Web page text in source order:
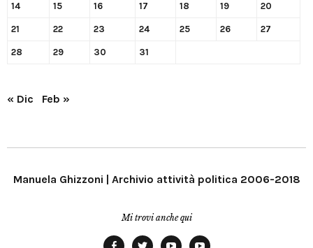
14 15 16 17 18 19 20
21 22 23 24 25 26 27
28 29 30 31
« Dic Feb »
Manuela Ghizzoni | Archivio attività politica 2006-2018
Mi trovi anche qui